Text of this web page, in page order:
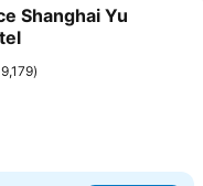
ายการโปรด
Shanghai Yu
9,179